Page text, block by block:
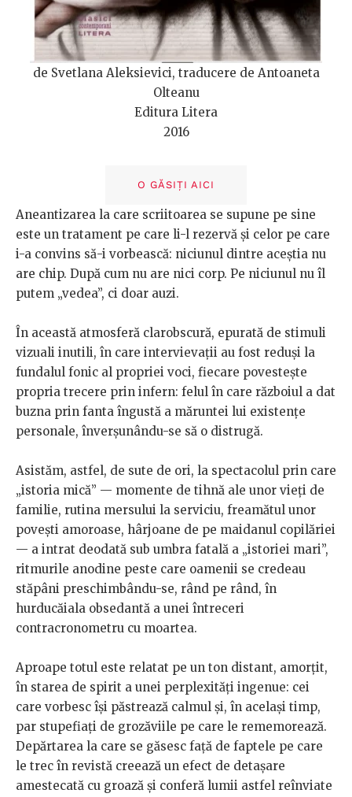
de Svetlana Aleksievici, traducere de Antoaneta
Olteanu
Editura Litera
2016
O GĂSIȚI AICI
Aneantizarea la care scriitoarea se supune pe sine
este un tratament pe care li-l rezervă și celor pe care
i-a convins să-i vorbească: niciunul dintre aceștia nu
are chip. După cum nu are nici corp. Pe niciunul nu îl
putem „vedea”, ci doar auzi.
În această atmosferă clarobscură, epurată de stimuli
vizuali inutili, în care intervievații au fost reduși la
fundalul fonic al propriei voci, fiecare povestește
propria trecere prin infern: felul în care războiul a dat
buzna prin fanta îngustă a măruntei lui existențe
personale, înverșunându-se să o distrugă.
Asistăm, astfel, de sute de ori, la spectacolul prin care
„istoria mică” — momente de tihnă ale unor vieți de
familie, rutina mersului la serviciu, freamătul unor
povești amoroase, hârjoane de pe maidanul copilăriei
— a intrat deodată sub umbra fatală a „istoriei mari”,
ritmurile anodine peste care oamenii se credeau
stăpâni preschimbându-se, rând pe rând, în
hurducăiala obsedantă a unei întreceri
contracronometru cu moartea.
Aproape totul este relatat pe un ton distant, amorțit,
în starea de spirit a unei perplexități ingenue: cei
care vorbesc își păstrează calmul și, în același timp,
par stupefiați de grozăviile pe care le rememorează.
Depărtarea la care se găsesc față de faptele pe care
le trec în revistă creează un efect de detașare
amestecată cu groază și conferă lumii astfel reînviate